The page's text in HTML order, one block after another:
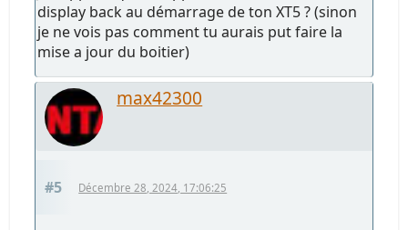
display back au démarrage de ton XT5 ? (sinon
je ne vois pas comment tu aurais put faire la
mise a jour du boitier)
max42300
#5 Décembre 28, 2024, 17:06:25